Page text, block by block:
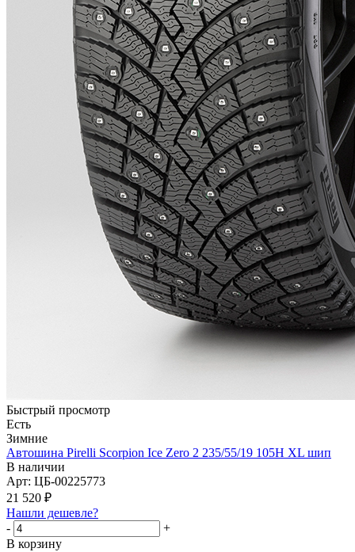
Быстрый просмотр
Есть
Зимние
Автошина Pirelli Scorpion Ice Zero 2 235/55/19 105H XL шип
В наличии
Арт: ЦБ-00225773
21 520 ₽
Нашли дешевле?
-
+
В корзину